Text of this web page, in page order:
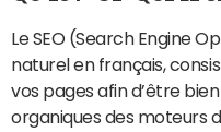
Le SEO (Search Engine
naturel en français,
vos pages afin d’être
organiques des moteurs